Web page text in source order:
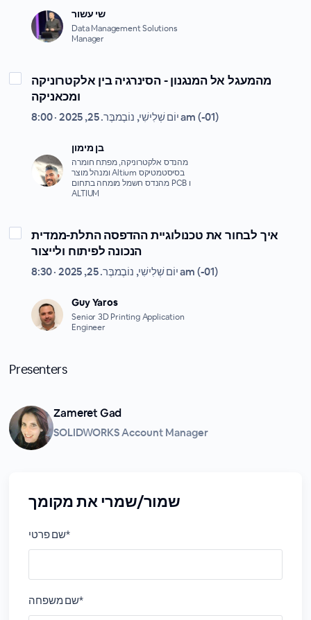
שי עשור
Data Management Solutions
Manager
מהמעגל אל המנגנון - הסינרגיה בין אלקטרוניקה
ומכאניקה
יוֹם שְׁלִישִׁי, נוֹבֶמבֶּר. 25, 2025 · 8:00 am (-01)
בן מימון
מהנדס אלקטרוניקה, מפתח חומרה
ומנהל מוצר Altium בסיסטמטיקס
מהנדס חשמל מומחה בתחום PCB ו
ALTIUM
איך לבחור את טכנולוגיית ההדפסה התלת-ממדית
הנכונה לפיתוח ולייצור
יוֹם שְׁלִישִׁי, נוֹבֶמבֶּר. 25, 2025 · 8:30 am (-01)
Guy Yaros
Senior 3D Printing Application
Engineer
Presenters
Zameret Gad
SOLIDWORKS Account Manager
שמור/שמרי את מקומך
שם פרטי*
שם משפחה*